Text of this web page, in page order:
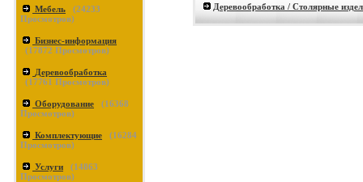
Мебель (24233
Просмотров)
Бизнес-информация
(17872 Просмотров)
Деревообработка
(17761 Просмотров)
Оборудование (16368
Просмотров)
Комплектующие (16284
Просмотров)
Услуги (14863
Просмотров)
Деревообработка / Столярные